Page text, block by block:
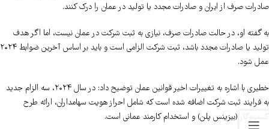
صادرات صرف از ایران و صادرات مجدد یا تولید در عمان را درک کنند.
به گفته او، در حالت صادرات صرف، نیازی به ثبت شرکت در عمان نیست، اما اگر هدف
تولید یا صادرات مجدد باشد، ثبت شرکت الزامی است و باید بر اساس آخرین ضوابط ۲۰۲۴
عمل شود.
خطیری با اشاره به تغییرات اخیر قوانین عمان توضیح داد: در سال ۲۰۲۴، سه الزام جدید
به فرایند ثبت شرکت اضافه شده است که شامل احراز هویت سهامداران، ارائه طرح
کسب‌وکار (بیزینس پلن) و استخدام کارمند عمانی است.